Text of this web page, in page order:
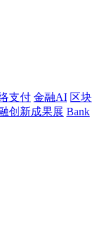
支付 金融AI 区块
创新成果展 Bank